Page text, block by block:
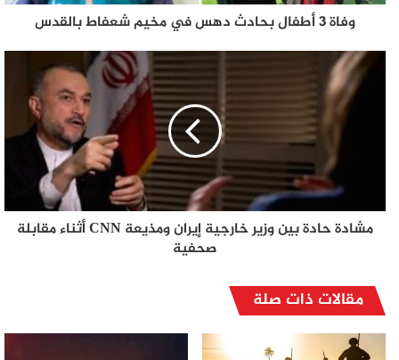
وفاة 3 أطفال بحادث دهس في مخيم شعفاط بالقدس
مشادة حادة بين وزير خارجية إيران ومذيعة CNN أثناء مقابلة
صحفية
مقالات ذات صلة